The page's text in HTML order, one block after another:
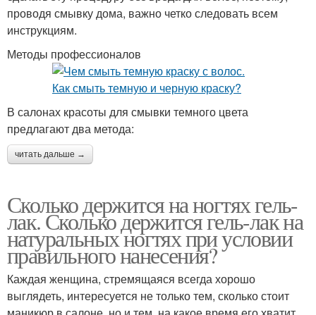
проводя смывку дома, важно четко следовать всем
инструкциям.
Методы профессионалов
В салонах красоты для смывки темного цвета
предлагают два метода:
читать дальше →
Сколько держится на ногтях гель-
лак. Сколько держится гель-лак на
натуральных ногтях при условии
правильного нанесения?
Каждая женщина, стремящаяся всегда хорошо
выглядеть, интересуется не только тем, сколько стоит